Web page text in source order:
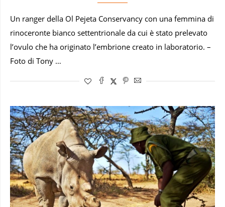
Un ranger della Ol Pejeta Conservancy con una femmina di
rinoceronte bianco settentrionale da cui è stato prelevato
l’ovulo che ha originato l’embrione creato in laboratorio. –
Foto di Tony …